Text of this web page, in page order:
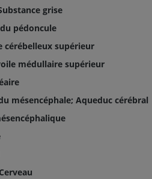
grise
pédoncule
cérébelleux supérieur
médullaire supérieur
mésencéphale; Aqueduc cérébral
Photographies